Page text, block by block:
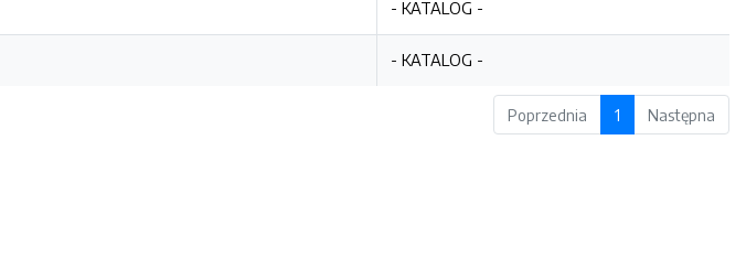
- KATALOG -
- KATALOG -
Poprzednia 1 Następna